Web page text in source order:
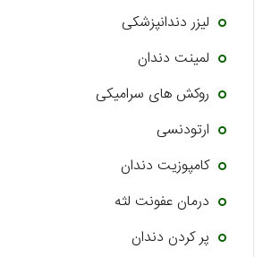
لیزر دندانپزشکی
لمینت دندان
روکش های سرامیکی
ارتودنسی
کامپوزیت دندان
درمان عفونت لثه
پر کردن دندان